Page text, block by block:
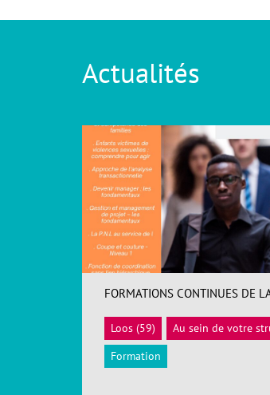
Actualités
FORMATIONS CONTINUES DE
Loos (59)
Au sein de votre
Formation